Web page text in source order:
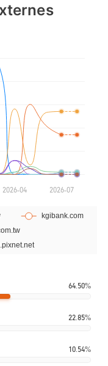
64.50%
22.85%
10.54%